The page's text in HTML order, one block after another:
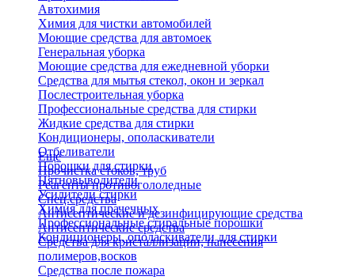
Автохимия
Химия для чистки автомобилей
Моющие средства для автомоек
Генеральная уборка
Моющие средства для ежедневной уборки
Средства для мытья стекол, окон и зеркал
Послестроительная уборка
Профессиональные средства для стирки
Жидкие средства для стирки
Кондиционеры, ополаскиватели
Отбеливатели
Порошки для стирки
Пятновыводители
Усилители стирки
Химия для прачечных
Профессиональные стиральные порошки
Кондиционеры, ополаскиватели для стирки
Еще
Прочистка стоков, труб
Реагенты противогололедные
Спец.средства
Антисептические и дезинфицирующие средства
Антисептические средства
Средства для кристаллизации, нанесения
полимеров,восков
Средства после пожара